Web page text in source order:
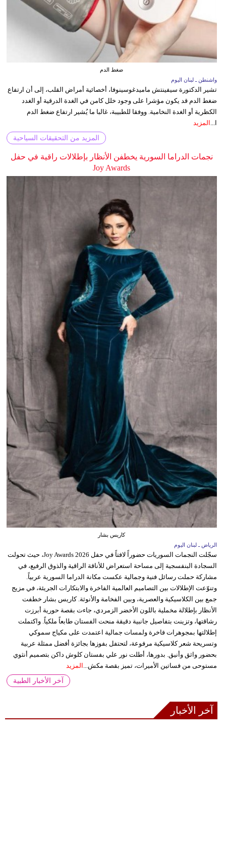
ضغط الدم
واشنطن ـ لبنان اليوم
تشير الدكتورة سيفينتش ماميدغوسينوفا، أخصائية أمراض القلب، إلى أن ارتفاع
ضغط الدم قد يكون مؤشرا على وجود خلل كامن في الغدة الدرقية أو الغدد
الكظرية أو الغدة النخامية. ووفقا للطبيبة، غالبا ما يُشير ارتفاع ضغط الدم
ا...
المزيد
المزيد من التحقيقات السياحية
نجمات الدراما السورية يخطفن الأنظار بإطلالات راقية في حفل
Joy Awards
كاريس بشار
الرياض ـ لبنان اليوم
سجّلت النجمات السوريات حضوراً لافتاً في حفل Joy Awards 2026، حيث تحولت
السجادة البنفسجية إلى مساحة استعراض للأناقة الراقية والذوق الرفيع، في
مشاركة حملت رسائل فنية وجمالية عكست مكانة الدراما السورية عربياً.
وتنوّعت الإطلالات بين التصاميم العالمية الفاخرة والابتكارات الجريئة، في مزيج
جمع بين الكلاسيكية والعصرية، وبين الفخامة والأنوثة. كاريس بشار خطفت
الأنظار بإطلالة مخملية باللون الأخضر الزمردي، جاءت بقصة حورية أبرزت
رشاقتها، وتزينت بتفاصيل جانبية دقيقة منحت الفستان طابعاً ملكياً. واكتملت
إطلالتها بمجوهرات فاخرة ولمسات جمالية اعتمدت على مكياج سموكي
وتسريحة شعر كلاسيكية مرفوعة، لتحتفل بفوزها بجائزة أفضل ممثلة عربية
بحضور واثق وأنيق. بدورها، أطلت نور علي بفستان كلوش داكن بتصميم أنثوي
مستوحى من فساتين الأميرات، تميز بقصة مكش...
المزيد
آخر الأخبار الطبية
آخر الأخبار